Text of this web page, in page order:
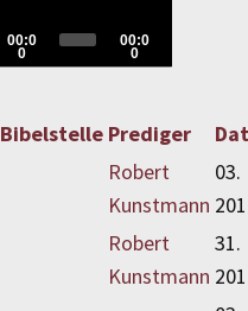
00:0
0
00:0
0
Bibelstelle Prediger
Robert
Kunstmann
Robert
Kunstmann